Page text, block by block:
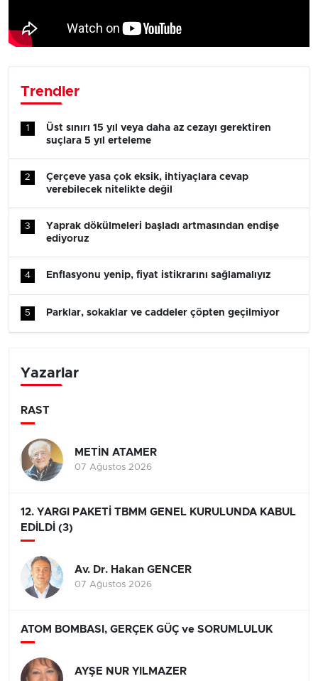
Trendler
1
Üst sınırı 15 yıl veya daha az cezayı gerektiren
suçlara 5 yıl erteleme
2
Çerçeve yasa çok eksik, ihtiyaçlara cevap
verebilecek nitelikte değil
3
Yaprak dökülmeleri başladı artmasından endişe
ediyoruz
4 Enflasyonu yenip, fiyat istikrarını sağlamalıyız
5 Parklar, sokaklar ve caddeler çöpten geçilmiyor
Yazarlar
RAST
METİN ATAMER
07 Ağustos 2026
12. YARGI PAKETİ TBMM GENEL KURULUNDA KABUL
EDİLDİ (3)
Av. Dr. Hakan GENCER
07 Ağustos 2026
ATOM BOMBASI, GERÇEK GÜÇ ve SORUMLULUK
AYŞE NUR YILMAZER